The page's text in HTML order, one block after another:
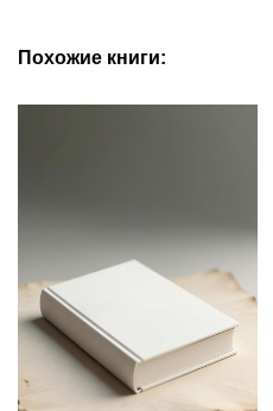
Похожие книги: